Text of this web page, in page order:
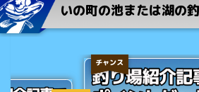
いの町の池または湖の
チャンス